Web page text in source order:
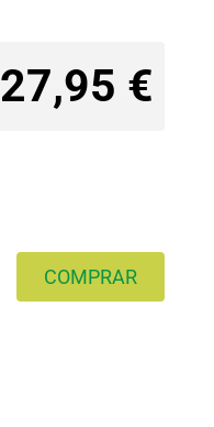
27,95 €
COMPRAR